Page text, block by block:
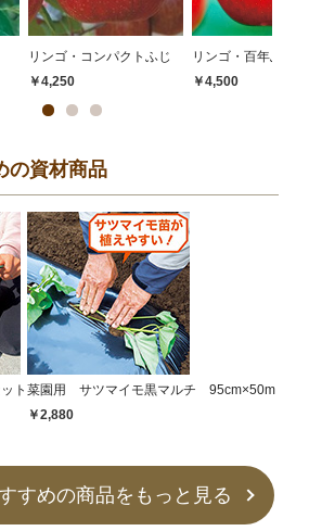
リンゴ・コンパクトふじ
￥4,250
リンゴ・百年ふじ
￥4,500
の資材商品
ト 菜園用 サツマイモ黒マルチ 95cm×50m
￥2,880
すめの商品をもっと見る